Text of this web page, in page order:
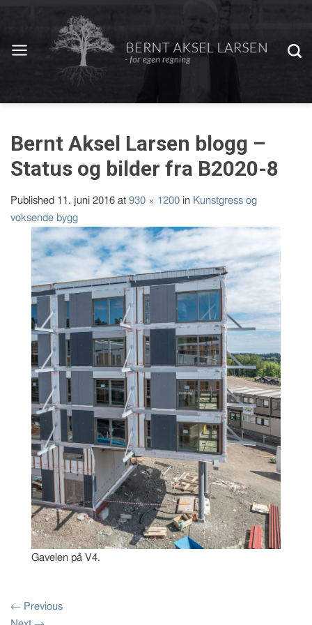
Bernt Aksel Larsen blogg –
Status og bilder fra B2020-8
Published 11. juni 2016 at 930 × 1200 in Kunstgress og
voksende bygg
Gavelen på V4.
← Previous